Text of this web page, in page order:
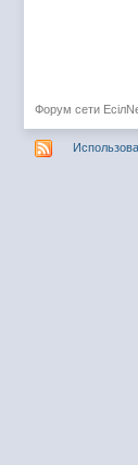
Форум сети